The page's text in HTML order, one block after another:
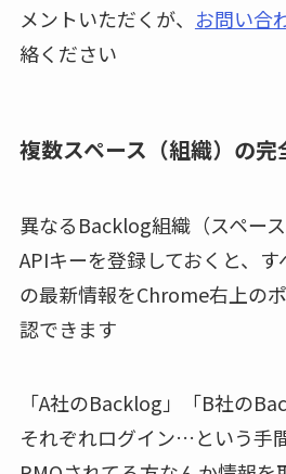
メントいただくが、 お問い合
絡ください
複数スペース（組織）の完
異なるBacklog組織（スペー
APIキーを登録しておくと、
の最新情報をChrome右上の
認できます
「A社のBacklog」「B社の
それぞれログイン…という手